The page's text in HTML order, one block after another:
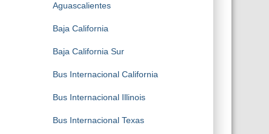
Aguascalientes
Baja California
Baja California Sur
Bus Internacional California
Bus Internacional Illinois
Bus Internacional Texas